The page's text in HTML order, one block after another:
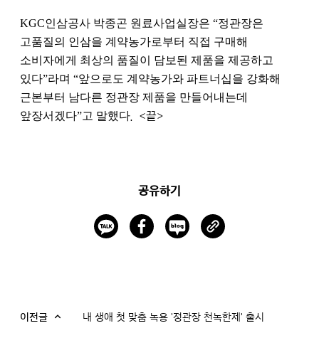
KGC인삼공사 박종곤 원료사업실장은 “정관장은
고품질의 인삼을 계약농가로부터 직접 구매해
소비자에게 최상의 품질이 담보된 제품을 제공하고
있다”라며 “앞으로도 계약농가와 파트너십을 강화해
근본부터 남다른 정관장 제품을 만들어내는데
앞장서겠다”고 말했다 . <끝>
공유하기
이전글 내 생애 첫 맞춤 녹용 '정관장 천녹한제' 출시